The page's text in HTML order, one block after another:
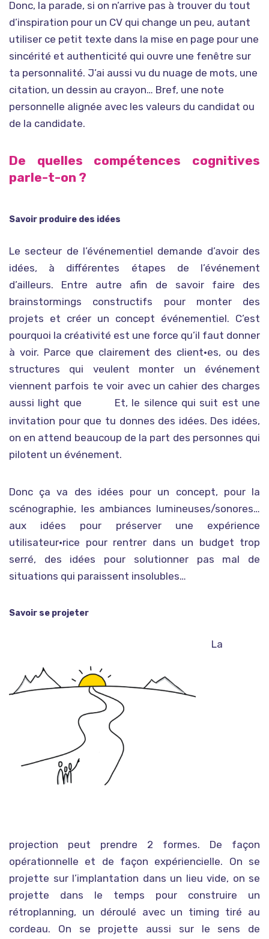
Donc, la parade, si on n’arrive pas à trouver du tout
d’inspiration pour un CV qui change un peu, autant
utiliser ce petit texte dans la mise en page pour une
sincérité et authenticité qui ouvre une fenêtre sur
ta personnalité. J’ai aussi vu du nuage de mots, une
citation, un dessin au crayon… Bref, une note
personnelle alignée avec les valeurs du candidat ou
de la candidate.
De quelles compétences cognitives
parle-t-on ?
Savoir produire des idées
Le secteur de l’événementiel demande d’avoir des
idées, à différentes étapes de l’événement
d’ailleurs. Entre autre afin de savoir faire des
brainstormings constructifs pour monter des
projets et créer un concept événementiel. C’est
pourquoi la créativité est une force qu’il faut donner
à voir. Parce que clairement des client•es, ou des
structures qui veulent monter un événement
viennent parfois te voir avec un cahier des charges
aussi light que
Et, le silence qui suit est une
invitation pour que tu donnes des idées. Des idées,
on en attend beaucoup de la part des personnes qui
pilotent un événement.
Donc ça va des idées pour un concept, pour la
scénographie, les ambiances lumineuses/sonores…
aux idées pour préserver une expérience
utilisateur•rice pour rentrer dans un budget trop
serré, des idées pour solutionner pas mal de
situations qui paraissent insolubles…
Savoir se projeter
La
projection peut prendre 2 formes. De façon
opérationnelle et de façon expériencielle. On se
projette sur l’implantation dans un lieu vide, on se
projette dans le temps pour construire un
rétroplanning, un déroulé avec un timing tiré au
cordeau. On se projette aussi sur le sens de